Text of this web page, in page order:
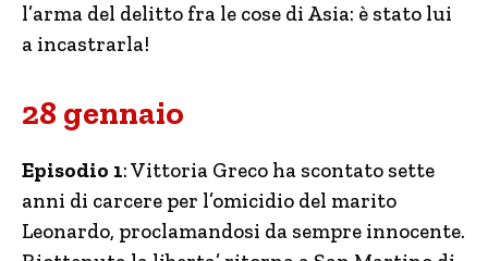
l’arma del delitto fra le cose di Asia: è stato lui
a incastrarla!
28 gennaio
Episodio 1: Vittoria Greco ha scontato sette
anni di carcere per l’omicidio del marito
Leonardo, proclamandosi da sempre innocente.